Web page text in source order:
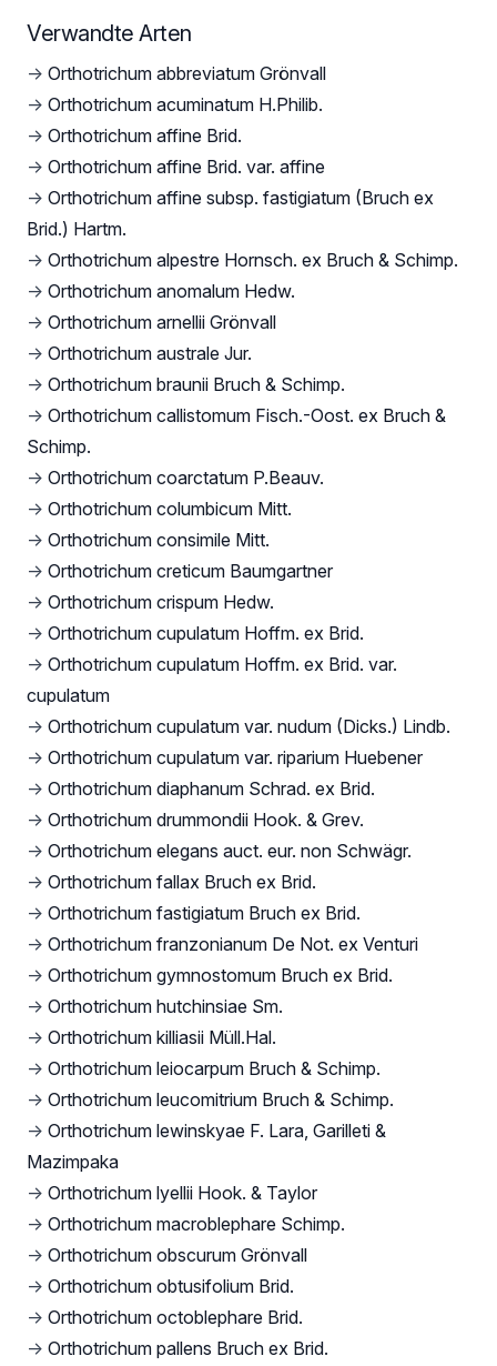
Verwandte Arten
→ Orthotrichum abbreviatum Grönvall
→ Orthotrichum acuminatum H.Philib.
→ Orthotrichum affine Brid.
→ Orthotrichum affine Brid. var. affine
→ Orthotrichum affine subsp. fastigiatum (Bruch ex
Brid.) Hartm.
→ Orthotrichum alpestre Hornsch. ex Bruch & Schimp.
→ Orthotrichum anomalum Hedw.
→ Orthotrichum arnellii Grönvall
→ Orthotrichum australe Jur.
→ Orthotrichum braunii Bruch & Schimp.
→ Orthotrichum callistomum Fisch.-Oost. ex Bruch &
Schimp.
→ Orthotrichum coarctatum P.Beauv.
→ Orthotrichum columbicum Mitt.
→ Orthotrichum consimile Mitt.
→ Orthotrichum creticum Baumgartner
→ Orthotrichum crispum Hedw.
→ Orthotrichum cupulatum Hoffm. ex Brid.
→ Orthotrichum cupulatum Hoffm. ex Brid. var.
cupulatum
→ Orthotrichum cupulatum var. nudum (Dicks.) Lindb.
→ Orthotrichum cupulatum var. riparium Huebener
→ Orthotrichum diaphanum Schrad. ex Brid.
→ Orthotrichum drummondii Hook. & Grev.
→ Orthotrichum elegans auct. eur. non Schwägr.
→ Orthotrichum fallax Bruch ex Brid.
→ Orthotrichum fastigiatum Bruch ex Brid.
→ Orthotrichum franzonianum De Not. ex Venturi
→ Orthotrichum gymnostomum Bruch ex Brid.
→ Orthotrichum hutchinsiae Sm.
→ Orthotrichum killiasii Müll.Hal.
→ Orthotrichum leiocarpum Bruch & Schimp.
→ Orthotrichum leucomitrium Bruch & Schimp.
→ Orthotrichum lewinskyae F. Lara, Garilleti &
Mazimpaka
→ Orthotrichum lyellii Hook. & Taylor
→ Orthotrichum macroblephare Schimp.
→ Orthotrichum obscurum Grönvall
→ Orthotrichum obtusifolium Brid.
→ Orthotrichum octoblephare Brid.
→ Orthotrichum pallens Bruch ex Brid.